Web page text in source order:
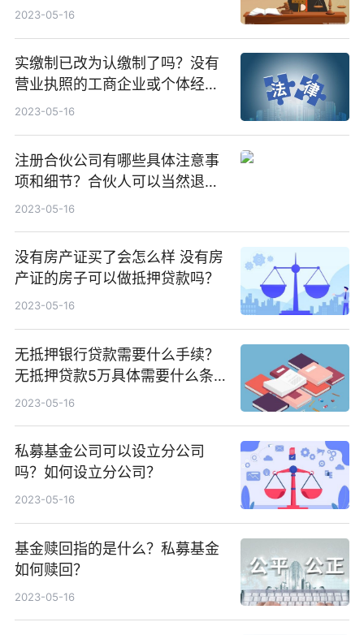
2023-05-16
实缴制已改为认缴制了吗？没有
营业执照的工商企业或个体经营
者一律不许开业吗？
2023-05-16
注册合伙公司有哪些具体注意事
项和细节？合伙人可以当然退伙
吗？
2023-05-16
没有房产证买了会怎么样 没有房
产证的房子可以做抵押贷款吗？
2023-05-16
无抵押银行贷款需要什么手续？
无抵押贷款5万具体需要什么条
件？
2023-05-16
私募基金公司可以设立分公司
吗？如何设立分公司？
2023-05-16
基金赎回指的是什么？私募基金
如何赎回？
2023-05-16